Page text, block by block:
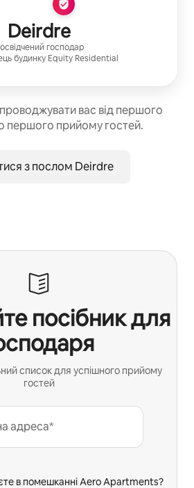
Deirdre
господар
будинку Equity Residential
вас від першого
першого прийому гостей.
з послом Deirdre
посібник для
список для успішного прийому
гостей
адреса*
в помешканні Aero Apartments?